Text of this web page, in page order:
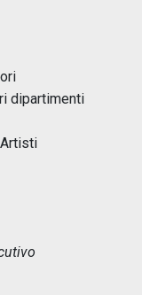
dipartimenti